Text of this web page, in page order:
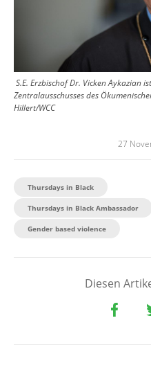
S.E. Erzbischof Dr. Vicken Aykazian
Zentralausschusses des
Hillert/WCC
27
Thursdays in Black
Thursdays in Black Ambassador
Gender based violence
Diesen